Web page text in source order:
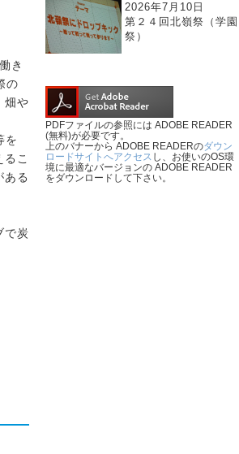
き
の
畑や
を
こ
ある
で炭
2026年7月10日
第２４回北嶺祭（学園
祭）
PDFファイルの参照には ADOBE READER
(無料)が必要です。
上のバナーから ADOBE READERのダウン
ロードサイトへアクセス し、お使いのOS環
境に最適なバージョンの ADOBE READER
をダウンロードして下さい。